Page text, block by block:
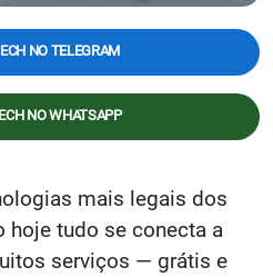
NO TELEGRAM
NO WHATSAPP
mais legais dos
tudo se conecta a
serviços — grátis e